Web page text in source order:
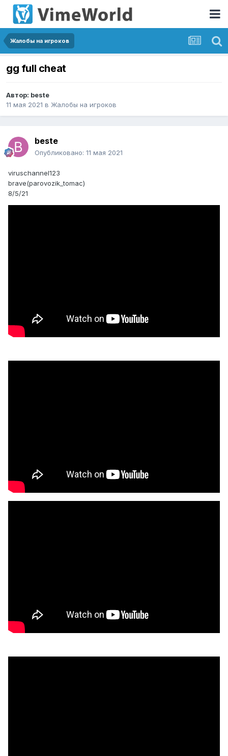
Жалобы на игроков
gg full cheat
Автор: beste
11 мая 2021 в Жалобы на игроков
beste
Опубликовано: 11 мая 2021
viruschannel123
brave(parovozik_tomac)
8/5/21